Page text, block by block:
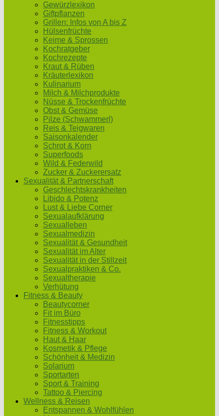
Gewürzlexikon
Giftpflanzen
Grillen: Infos von A bis Z
Hülsenfrüchte
Keime & Sprossen
Kochratgeber
Kochrezepte
Kraut & Rüben
Kräuterlexikon
Kulinarium
Milch & Milchprodukte
Nüsse & Trockenfrüchte
Obst & Gemüse
Pilze (Schwammerl)
Reis & Teigwaren
Saisonkalender
Schrot & Korn
Superfoods
Wild & Federwild
Zucker & Zuckerersatz
Sexualität & Partnerschaft
Geschlechtskrankheiten
Libido & Potenz
Lust & Liebe Corner
Sexualaufklärung
Sexualleben
Sexualmedizin
Sexualität & Gesundheit
Sexualität im Alter
Sexualität in der Stillzeit
Sexualpraktiken & Co.
Sexualtherapie
Verhütung
Fitness & Beauty
Beautycorner
Fit im Büro
Fitnesstipps
Fitness & Workout
Haut & Haar
Kosmetik & Pflege
Schönheit & Medizin
Solarium
Sportarten
Sport & Training
Tattoo & Piercing
Wellness & Reisen
Entspannen & Wohlfühlen